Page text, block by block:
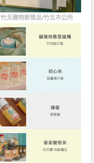
竹北購物節獎品/竹北市公所